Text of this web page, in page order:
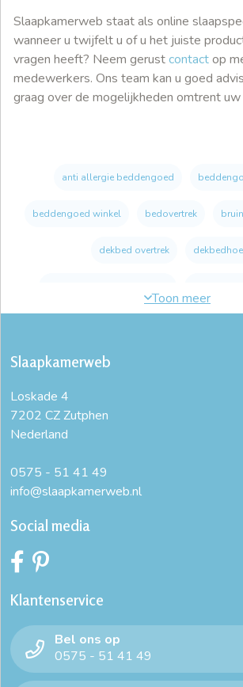
Slaapkamerweb staat als online
wanneer u twijfelt u of u het juiste
vragen heeft? Neem gerustcontactop
medewerkers. Ons team kan u goed
graag over de mogelijkheden omtrent
anti allergie beddengoed
beddengoed winkel bedovertrek
dekbed overtrek
dekbedovertrek 180x200
dekbedovertrek 200 x 200
dekbedovertrek 200x200 katoen
dekbedovertrek 220x240
dekbedovertrek extra lang
Slaapkamerweb
Loskade 4
7202 CZ Zutphen
Nederland
0575 - 51 41 49
info@slaapkamerweb.nl
Social media
Klantenservice
Bel ons op
0575 - 51 41 49